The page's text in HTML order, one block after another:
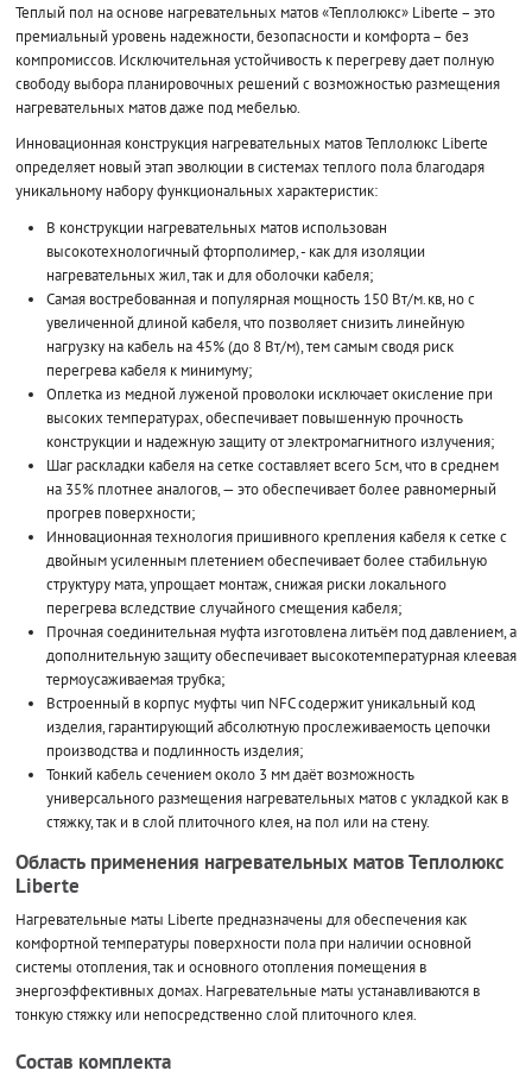
Теплый пол на основе нагревательных матов «Теплолюкс» Liberte – это
премиальный уровень надежности, безопасности и комфорта – без
компромиссов. Исключительная устойчивость к перегреву дает полную
свободу выбора планировочных решений с возможностью размещения
нагревательных матов даже под мебелью.
Инновационная конструкция нагревательных матов Теплолюкс Liberte
определяет новый этап эволюции в системах теплого пола благодаря
уникальному набору функциональных характеристик:
В конструкции нагревательных матов использован
высокотехнологичный фторполимер, - как для изоляции
нагревательных жил, так и для оболочки кабеля;
Самая востребованная и популярная мощность 150 Вт/м.кв, но с
увеличенной длиной кабеля, что позволяет снизить линейную
нагрузку на кабель на 45% (до 8 Вт/м), тем самым сводя риск
перегрева кабеля к минимуму;
Оплетка из медной луженой проволоки исключает окисление при
высоких температурах, обеспечивает повышенную прочность
конструкции и надежную защиту от электромагнитного излучения;
Шаг раскладки кабеля на сетке составляет всего 5см, что в среднем
на 35% плотнее аналогов, — это обеспечивает более равномерный
прогрев поверхности;
Инновационная технология пришивного крепления кабеля к сетке с
двойным усиленным плетением обеспечивает более стабильную
структуру мата, упрощает монтаж, снижая риски локального
перегрева вследствие случайного смещения кабеля;
Прочная соединительная муфта изготовлена литьём под давлением, а
дополнительную защиту обеспечивает высокотемпературная клеевая
термоусаживаемая трубка;
Встроенный в корпус муфты чип NFC содержит уникальный код
изделия, гарантирующий абсолютную прослеживаемость цепочки
производства и подлинность изделия;
Тонкий кабель сечением около 3 мм даёт возможность
универсального размещения нагревательных матов с укладкой как в
стяжку, так и в слой плиточного клея, на пол или на стену.
Область применения нагревательных матов Теплолюкс
Liberte
Нагревательные маты Liberte предназначены для обеспечения как
комфортной температуры поверхности пола при наличии основной
системы отопления, так и основного отопления помещения в
энергоэффективных домах. Нагревательные маты устанавливаются в
тонкую стяжку или непосредственно слой плиточного клея.
Состав комплекта